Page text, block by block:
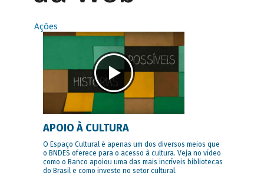
Ações
APOIO À CULTURA
O Espaço Cultural é apenas um dos diversos meios que
o BNDES oferece para o acesso à cultura. Veja no vídeo
como o Banco apoiou uma das mais incríveis bibliotecas
do Brasil e como investe no setor cultural.